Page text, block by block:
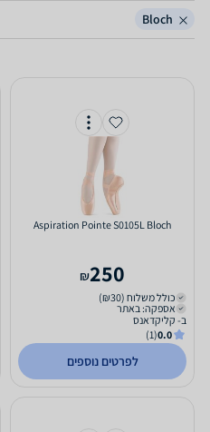
Bloch
Aspiration Pointe S0105L Bloch
250
₪
כולל משלוח (₪30)
אספקה: באתר
ב- קליקדאנס
0.0
(1)
לפרטים נוספים